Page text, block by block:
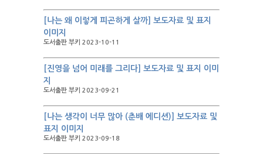
[나는 왜 이렇게 피곤하게 살까] 보도자료 및 표지
이미지
도서출판 부키 2023-10-11
[진영을 넘어 미래를 그리다] 보도자료 및 표지 이미
지
도서출판 부키 2023-09-21
[나는 생각이 너무 많아 (춘배 에디션)] 보도자료 및
표지 이미지
도서출판 부키 2023-09-18